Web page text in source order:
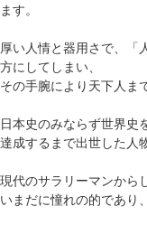
ます。
厚い人情と器用さで、「
方にしてしまい、
その手腕により天下人ま
日本史のみならず世界史
達成するまで出世した人
現代のサラリーマンから
いまだに憧れの的であり